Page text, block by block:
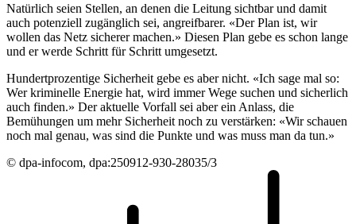
Natürlich seien Stellen, an denen die Leitung sichtbar und damit
auch potenziell zugänglich sei, angreifbarer. «Der Plan ist, wir
wollen das Netz sicherer machen.» Diesen Plan gebe es schon lange
und er werde Schritt für Schritt umgesetzt.
Hundertprozentige Sicherheit gebe es aber nicht. «Ich sage mal so:
Wer kriminelle Energie hat, wird immer Wege suchen und sicherlich
auch finden.» Der aktuelle Vorfall sei aber ein Anlass, die
Bemühungen um mehr Sicherheit noch zu verstärken: «Wir schauen
noch mal genau, was sind die Punkte und was muss man da tun.»
© dpa-infocom, dpa:250912-930-28035/3